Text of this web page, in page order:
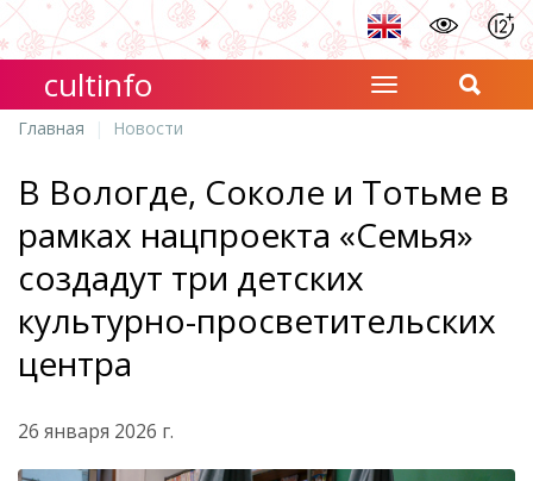
cultinfo
Главная Новости
В Вологде, Соколе и Тотьме в
рамках нацпроекта «Семья»
создадут три детских
культурно-просветительских
центра
26 января 2026 г.